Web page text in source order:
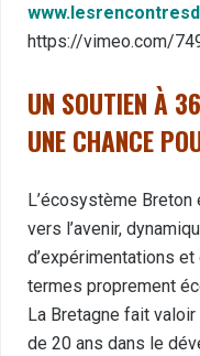
https://vimeo.com/
UN SOUTIEN À
UNE CHANCE
L’écosystème
vers l’avenir,
d’expérimentations
termes proprement
La Bretagne fait
de 20 ans dans le